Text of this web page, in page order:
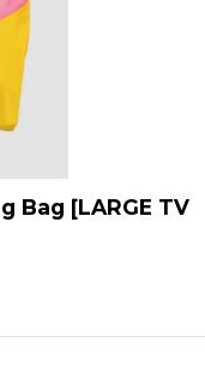
Bag [LARGE TV